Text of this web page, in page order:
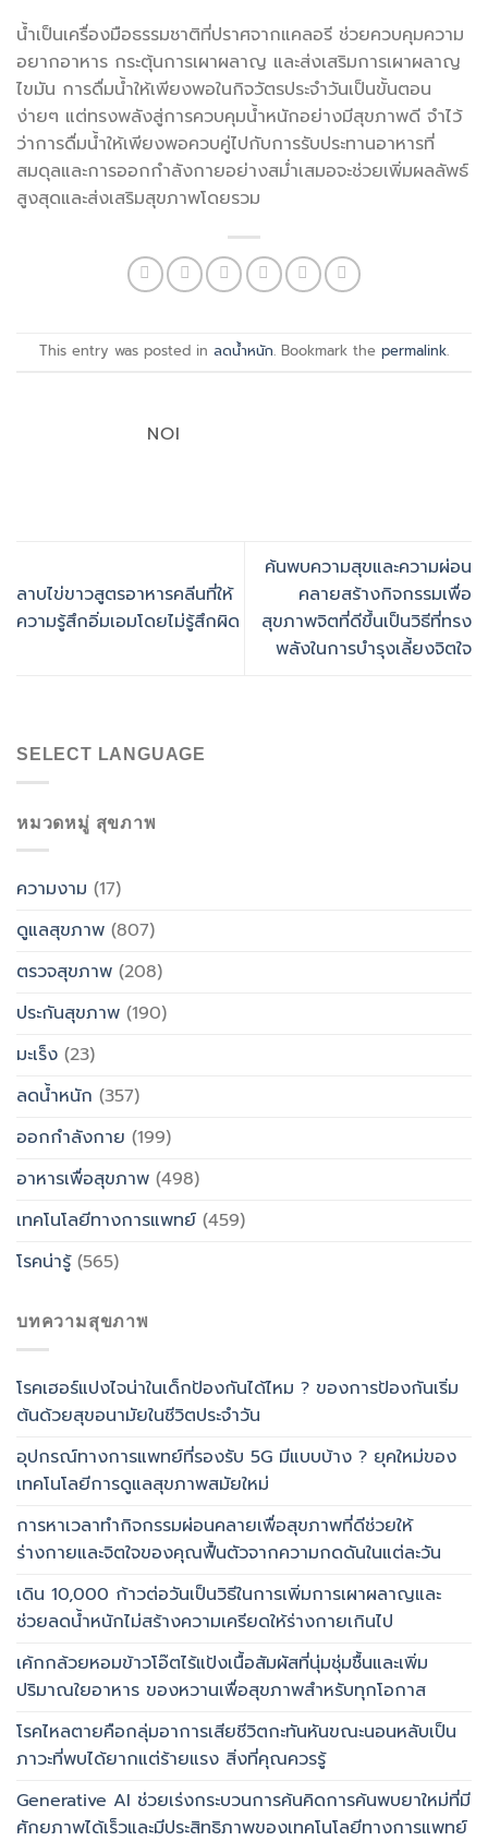
น้ำเป็นเครื่องมือธรรมชาติที่ปราศจากแคลอรี ช่วยควบคุมความ
อยากอาหาร กระตุ้นการเผาผลาญ และส่งเสริมการเผาผลาญ
ไขมัน การดื่มน้ำให้เพียงพอในกิจวัตรประจำวันเป็นขั้นตอน
ง่ายๆ แต่ทรงพลังสู่การควบคุมน้ำหนักอย่างมีสุขภาพดี จำไว้
ว่าการดื่มน้ำให้เพียงพอควบคู่ไปกับการรับประทานอาหารที่
สมดุลและการออกกำลังกายอย่างสม่ำเสมอจะช่วยเพิ่มผลลัพธ์
สูงสุดและส่งเสริมสุขภาพโดยรวม
This entry was posted in ลดน้ำหนัก. Bookmark the permalink.
NOI
ลาบไข่ขาวสูตรอาหารคลีนที่ให้
ความรู้สึกอิ่มเอมโดยไม่รู้สึกผิด
ค้นพบความสุขและความผ่อน
คลายสร้างกิจกรรมเพื่อ
สุขภาพจิตที่ดีขึ้นเป็นวิธีที่ทรง
พลังในการบำรุงเลี้ยงจิตใจ
SELECT LANGUAGE
หมวดหมู่ สุขภาพ
ความงาม (17)
ดูแลสุขภาพ (807)
ตรวจสุขภาพ (208)
ประกันสุขภาพ (190)
มะเร็ง (23)
ลดน้ำหนัก (357)
ออกกำลังกาย (199)
อาหารเพื่อสุขภาพ (498)
เทคโนโลยีทางการแพทย์ (459)
โรคน่ารู้(565)
บทความสุขภาพ
โรคเฮอร์แปงไจน่าในเด็กป้องกันได้ไหม ? ของการป้องกันเริ่ม
ต้นด้วยสุขอนามัยในชีวิตประจำวัน
อุปกรณ์ทางการแพทย์ที่รองรับ 5G มีแบบบ้าง ? ยุคใหม่ของ
เทคโนโลยีการดูแลสุขภาพสมัยใหม่
การหาเวลาทำกิจกรรมผ่อนคลายเพื่อสุขภาพที่ดีช่วยให้
ร่างกายและจิตใจของคุณฟื้นตัวจากความกดดันในแต่ละวัน
เดิน 10,000 ก้าวต่อวันเป็นวิธีในการเพิ่มการเผาผลาญและ
ช่วยลดน้ำหนักไม่สร้างความเครียดให้ร่างกายเกินไป
เค้กกล้วยหอมข้าวโอ๊ตไร้แป้งเนื้อสัมผัสที่นุ่มชุ่มชื้นและเพิ่ม
ปริมาณใยอาหาร ของหวานเพื่อสุขภาพสำหรับทุกโอกาส
โรคไหลตายคือกลุ่มอาการเสียชีวิตกะทันหันขณะนอนหลับเป็น
ภาวะที่พบได้ยากแต่ร้ายแรง สิ่งที่คุณควรรู้
Generative AI ช่วยเร่งกระบวนการค้นคิดการค้นพบยาใหม่ที่มี
ศักยภาพได้เร็วและมีประสิทธิภาพของเทคโนโลยีทางการแพทย์